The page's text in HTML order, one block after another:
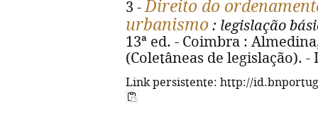
3 -Direito do
urbanismo : legislação
13ª ed. - Coimbra :
(Coletâneas de legislação). -
Link persistente: http://